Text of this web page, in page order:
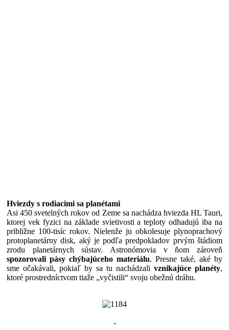
Hviezdy s rodiacimi sa planétami
Asi 450 svetelných rokov od Zeme sa nachádza hviezda HL Tauri,
ktorej vek fyzici na základe svietivosti a teploty odhadujú iba na
približne 100-tisíc rokov. Nielenže ju obkolesuje plynoprachový
protoplanetárny disk, aký je podľa predpokladov prvým štádiom
zrodu planetárnych sústav. Astronómovia v ňom zároveň
spozorovali pásy chýbajúceho materiálu. Presne také, aké by
sme očakávali, pokiaľ by sa tu nachádzali vznikajúce planéty,
ktoré prostredníctvom tiaže „vyčistili“ svoju obežnú dráhu.
-